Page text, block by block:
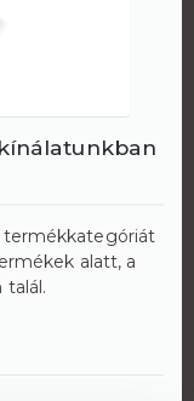
termékkategóriát
alatt, a